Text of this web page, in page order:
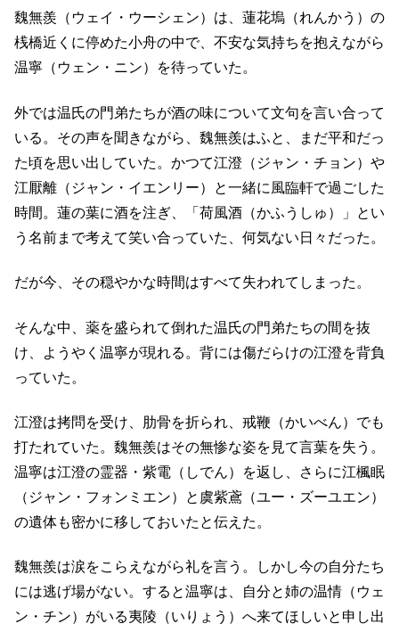
魏無羨（ウェイ・ウーシェン）は、蓮花塢（れんかう）の
桟橋近くに停めた小舟の中で、不安な気持ちを抱えながら
温寧（ウェン・ニン）を待っていた。
外では温氏の門弟たちが酒の味について文句を言い合って
いる。その声を聞きながら、魏無羨はふと、まだ平和だっ
た頃を思い出していた。かつて江澄（ジャン・チョン）や
江厭離（ジャン・イエンリー）と一緒に風臨軒で過ごした
時間。蓮の葉に酒を注ぎ、「荷風酒（かふうしゅ）」とい
う名前まで考えて笑い合っていた、何気ない日々だった。
だが今、その穏やかな時間はすべて失われてしまった。
そんな中、薬を盛られて倒れた温氏の門弟たちの間を抜
け、ようやく温寧が現れる。背には傷だらけの江澄を背負
っていた。
江澄は拷問を受け、肋骨を折られ、戒鞭（かいべん）でも
打たれていた。魏無羨はその無惨な姿を見て言葉を失う。
温寧は江澄の霊器・紫電（しでん）を返し、さらに江楓眠
（ジャン・フォンミエン）と虞紫鳶（ユー・ズーユエン）
の遺体も密かに移しておいたと伝えた。
魏無羨は涙をこらえながら礼を言う。しかし今の自分たち
には逃げ場がない。すると温寧は、自分と姉の温情（ウェ
ン・チン）がいる夷陵（いりょう）へ来てほしいと申し出